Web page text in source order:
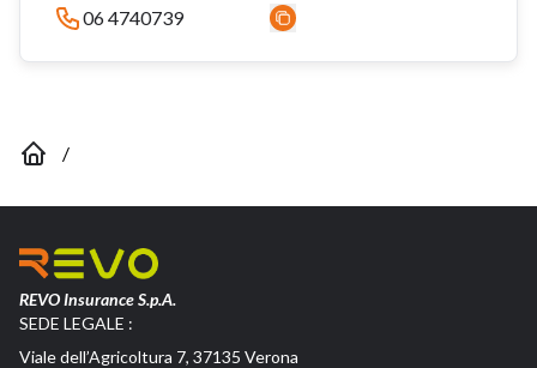
06 4740739
/
REVO Insurance S.p.A.
SEDE LEGALE :
Viale dell’Agricoltura 7, 37135 Verona